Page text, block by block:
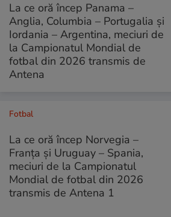
La ce oră încep Panama –
Anglia, Columbia – Portugalia și
Iordania – Argentina, meciuri de
la Campionatul Mondial de
fotbal din 2026 transmis de
Antena
Fotbal
La ce oră încep Norvegia –
Franța și Uruguay – Spania,
meciuri de la Campionatul
Mondial de fotbal din 2026
transmis de Antena 1